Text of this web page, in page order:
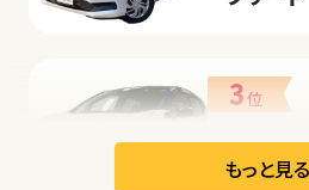
3位
日産
リーフ
もっと見る